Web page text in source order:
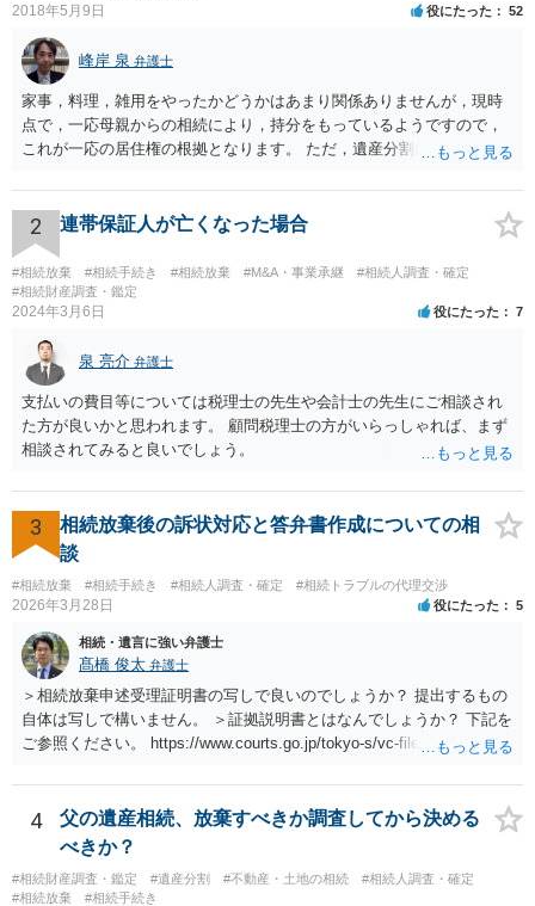
2018年5月9日 役にたった 52
峰岸 泉 弁護士
家事，料理，雑用をやったかどうかはあまり関係ありませんが，現時
点で，一応母親からの相続により，持分をもっているようですので，
これが一応の居住権の根拠となります。 ただ，遺産分割により，母の
2 連帯保証人が亡くなった場合
#相続放棄 #相続手続き #相続放棄 #M&A・事業承継
#相続人調査・確定
#相続財産調査・鑑定
2024年3月6日 役にたった 7
泉 亮介 弁護士
支払いの費目等については税理士の先生や会計士の先生にご相談され
た方が良いかと思われます。 顧問税理士の方がいらっしゃれば、まず
相談されてみると良いでしょう。
3
相続放棄後の訴状対応と答弁書作成についての相
談
#相続放棄 #相続手続き #相続人調査・確定 #相続トラブルの代理交渉
2026年3月28日 役にたった 5
相続・遺言に強い弁護士
髙橋 俊太 弁護士
＞相続放棄申述受理証明書の写しで良いのでしょうか？ 提出するもの
自体は写しで構いません。 ＞証拠説明書とはなんでしょうか？ 下記を
ご参照ください。 https://www.courts.go.jp/tokyo-s/vc-files/tokyo-s/file/
4
父の遺産相続、放棄すべきか調査してから決める
べきか？
#相続財産調査・鑑定 #遺産分割 #不動産・土地の相続
#相続人調査・確定
#相続放棄
#相続手続き